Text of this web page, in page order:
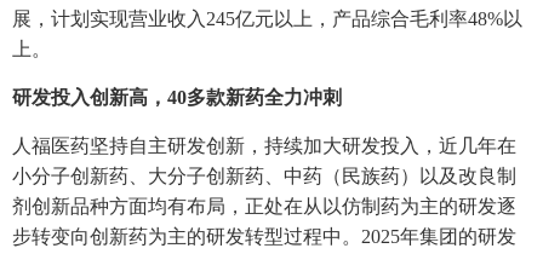
展，计划实现营业收入245亿元以上，产品综合毛利率48%以
上。
研发投入创新高，40多款新药全力冲刺
人福医药坚持自主研发创新，持续加大研发投入，近几年在
小分子创新药、大分子创新药、中药（民族药）以及改良制
剂创新品种方面均有布局，正处在从以仿制药为主的研发逐
步转变向创新药为主的研发转型过程中。2025年集团的研发